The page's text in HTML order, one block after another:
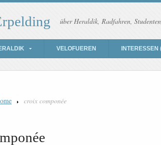
über Heraldik, Radfahren,
VELOFUEREN
croix componée